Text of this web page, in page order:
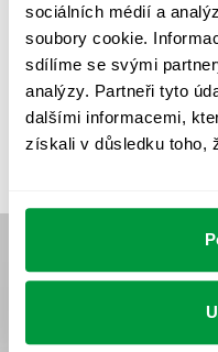
sociálních médií a
soubory cookie.
sdílíme se svými
analýzy. Partneři tyto
dalšími informacemi,
získali v důsledku toho,
VÝPOČET OSVĚTLENÍ
VÝPOČTY A NÁVRHY
ZKOUŠKY NOUZOVÉHO